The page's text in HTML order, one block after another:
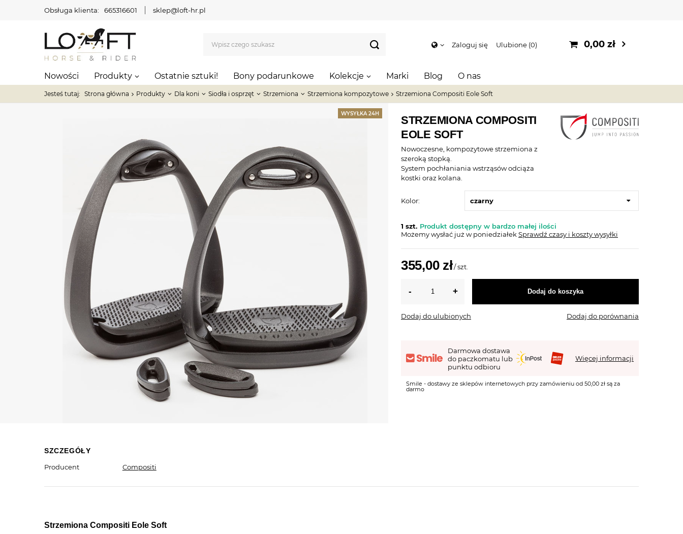
Obsługa klienta: 665316601 sklep@loft-hr.pl
Zaloguj się Ulubione 0 0,00 zł
Nowości Produkty Ostatnie sztuki! Bony podarunkowe Kolekcje Marki Blog O nas
Jesteś tutaj: Strona główna Produkty Dla koni Siodła i osprzęt Strzemiona Strzemiona kompozytowe Strzemiona Compositi Eole Soft
STRZEMIONA COMPOSITI
EOLE SOFT
Nowoczesne, kompozytowe strzemiona z
szeroką stopką.
System pochłaniania wstrząsów odciąża
kostki oraz kolana.
WYSYŁKA 24H
Kolor: czarny
1 szt. Produkt dostępny w bardzo małej ilości
Możemy wysłać już w poniedziałekSprawdź czasy i koszty wysyłki
355,00 zł/szt.
Dodaj do koszyka
Dodaj do ulubionych Dodaj do porównania
Darmowa dostawa
do paczkomatu lub
punktu odbioru
Więcej informacji
Smile - dostawy ze sklepów internetowych przy zamówieniu od 50,00 zł są za
darmo
SZCZEGÓŁY
Producent
Compositi
Strzemiona Compositi Eole Soft